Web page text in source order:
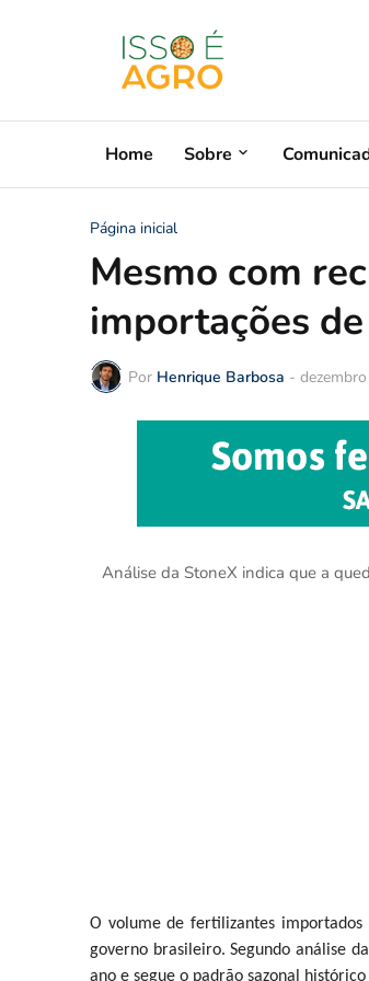
Home Sobre
Página inicial
Mesmo com
importações
Por Henrique Barbosa -
Análise da StoneX indica que a
O volume de fertilizantes
governo brasileiro. Segundo análise
ano e segue o padrão sazonal